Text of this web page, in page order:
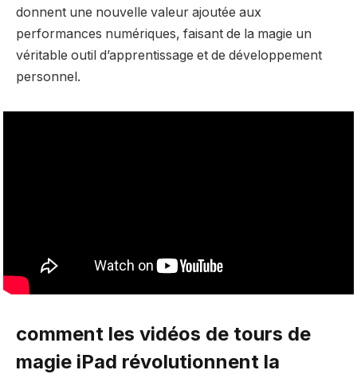
donnent une nouvelle valeur ajoutée aux
performances numériques, faisant de la magie un
véritable outil d’apprentissage et de développement
personnel.
comment les vidéos de tours de
magie iPad révolutionnent la